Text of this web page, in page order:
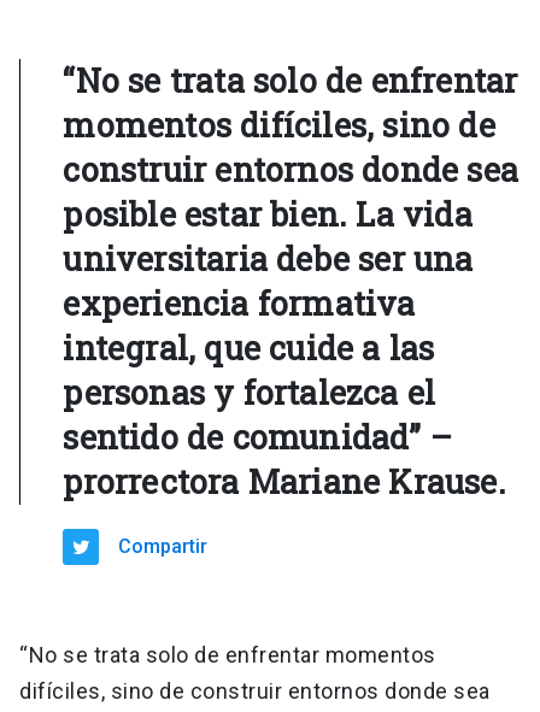
“No se trata solo de enfrentar
momentos difíciles, sino de
construir entornos donde sea
posible estar bien. La vida
universitaria debe ser una
experiencia formativa
integral, que cuide a las
personas y fortalezca el
sentido de comunidad” –
prorrectora Mariane Krause.
Compartir
“No se trata solo de enfrentar momentos
difíciles, sino de construir entornos donde sea